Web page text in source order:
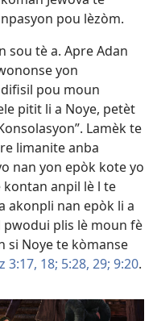
pou lèzòm.
sou tè a. Apre Adan
yon
pou moun
pitit li a Noye, petèt
Lamèk te
limanite anba
nan yon epòk kote yo
kontan anpil lè l te
akonpli nan epòk li a
plis lè moun fè
si Noye te kòmanse
3:17, 18; 5:28, 29; 9:20.